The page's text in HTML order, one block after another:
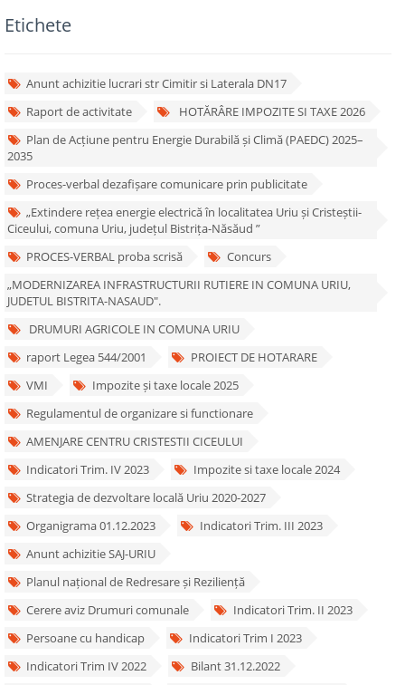
Etichete
Anunt achizitie lucrari str Cimitir si Laterala DN17
Raport de activitate
HOTĂRÂRE IMPOZITE SI TAXE 2026
Plan de Acțiune pentru Energie Durabilă și Climă (PAEDC) 2025–
2035
Proces-verbal dezafișare comunicare prin publicitate
„Extindere rețea energie electrică în localitatea Uriu și Cristeștii-
Ciceului, comuna Uriu, județul Bistrița-Năsăud ”
PROCES-VERBAL proba scrisă
Concurs
„MODERNIZAREA INFRASTRUCTURII RUTIERE IN COMUNA URIU,
JUDETUL BISTRITA-NASAUD".
DRUMURI AGRICOLE IN COMUNA URIU
raport Legea 544/2001
PROIECT DE HOTARARE
VMI
Impozite și taxe locale 2025
Regulamentul de organizare si functionare
AMENJARE CENTRU CRISTESTII CICEULUI
Indicatori Trim. IV 2023
Impozite si taxe locale 2024
Strategia de dezvoltare locală Uriu 2020-2027
Organigrama 01.12.2023
Indicatori Trim. III 2023
Anunt achizitie SAJ-URIU
Planul național de Redresare și Reziliență
Cerere aviz Drumuri comunale
Indicatori Trim. II 2023
Persoane cu handicap
Indicatori Trim I 2023
Indicatori Trim IV 2022
Bilant 31.12.2022